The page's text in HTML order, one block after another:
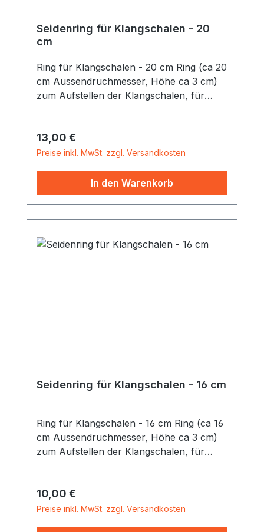
Seidenring für Klangschalen - 20
cm
Ring für Klangschalen - 20 cm Ring (ca 20
cm Aussendruchmesser, Höhe ca 3 cm)
zum Aufstellen der Klangschalen, für
Naturseide) verschiedene Farben
Regulärer Preis:
13,00 €
Preise inkl. MwSt. zzgl. Versandkosten
In den Warenkorb
Seidenring für Klangschalen - 16 cm
Ring für Klangschalen - 16 cm Ring (ca 16
cm Aussendruchmesser, Höhe ca 3 cm)
zum Aufstellen der Klangschalen, für
verschiedene Farben
Regulärer Preis:
10,00 €
Preise inkl. MwSt. zzgl. Versandkosten